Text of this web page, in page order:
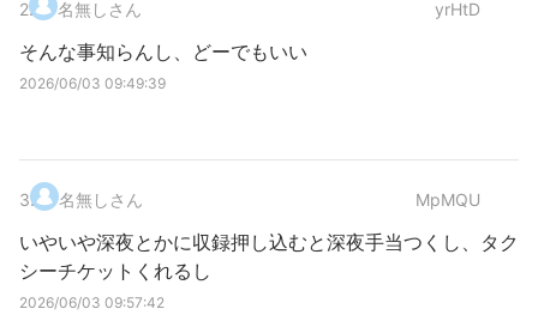
2. 名無しさん yrHtD
そんな事知らんし、どーでもいい
2026/06/03 09:49:39
3. 名無しさん MpMQU
いやいや深夜とかに収録押し込むと深夜手当つくし、タク
シーチケットくれるし
2026/06/03 09:57:42